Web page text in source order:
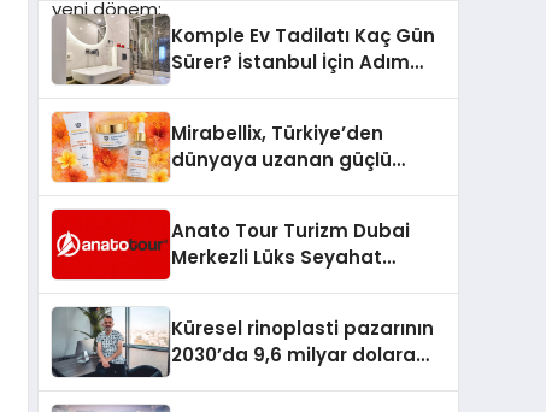
Komple Ev Tadilatı Kaç Gün
Sürer? İstanbul İçin Adım
Mirabellix, Türkiye’den
dünyaya uzanan güçlü
Anato Tour Turizm Dubai
Merkezli Lüks Seyahat
Küresel rinoplasti pazarının
2030’da 9,6 milyar dolara